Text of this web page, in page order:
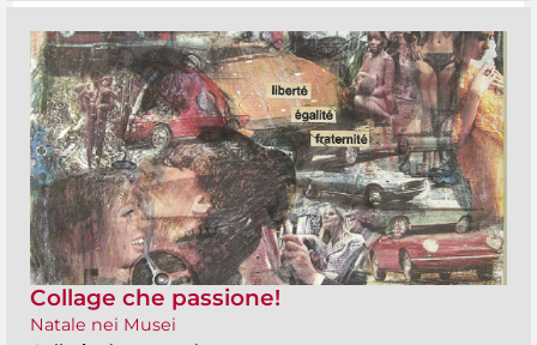
Collage che passione!
Natale nei Musei